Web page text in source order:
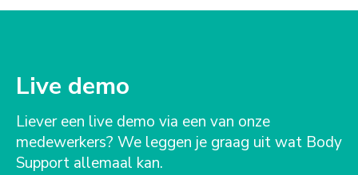
Live demo
Liever een live demo via een van onze
medewerkers? We leggen je graag uit wat Body
Support allemaal kan.